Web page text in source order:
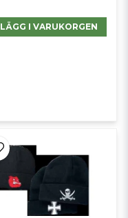
LÄGG I VARUKORGEN